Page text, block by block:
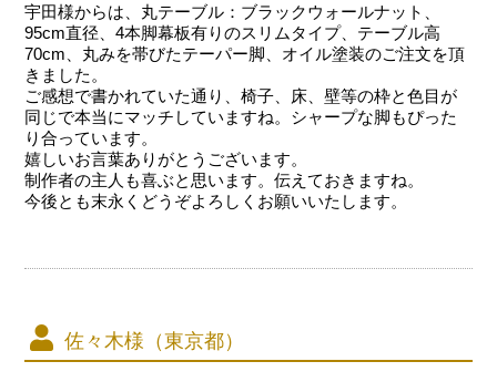
宇田様からは、丸テーブル：ブラックウォールナット、
95cm直径、4本脚幕板有りのスリムタイプ、テーブル高
70cm、丸みを帯びたテーパー脚、オイル塗装のご注文を頂
きました。
ご感想で書かれていた通り、椅子、床、壁等の枠と色目が
同じで本当にマッチしていますね。シャープな脚もぴった
り合っています。
嬉しいお言葉ありがとうございます。
制作者の主人も喜ぶと思います。伝えておきますね。
今後とも末永くどうぞよろしくお願いいたします。
佐々木様（東京都）